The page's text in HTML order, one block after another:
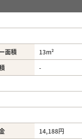
面積
13m²
-
14,188円